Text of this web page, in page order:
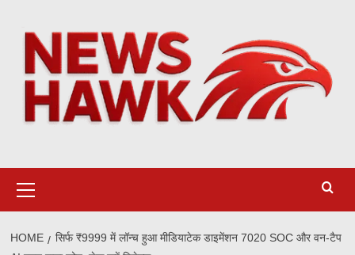
content
Menu
HOME
सिर्फ ₹9999 में लॉन्च हुआ मीडियाटेक डाइमेंशन 7020 SOC और वन-टैप